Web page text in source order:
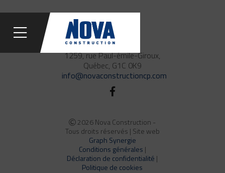
418 660-8111
1259, rue Paul-émile-Giroux,
Québec, G1C 0K9
info@novaconstructioncp.com
2026 Nova Construction -
Tous droits réservés | Site web
Graph Synergie
Conditions générales |
Déclaration de confidentialité |
Politique de cookies